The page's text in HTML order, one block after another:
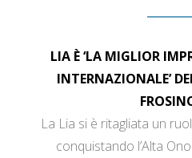
LIA È ‘LA MIGLIOR
INTERNAZIONALE’
La Lia si è ritagliata un
conquistando l’Alta